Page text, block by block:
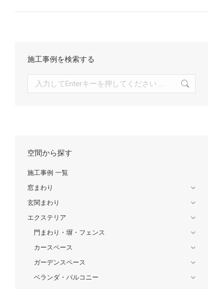
施工事例を検索する
空間から探す
施工事例 一覧
窓まわり
玄関まわり
エクステリア
門まわり・塀・フェンス
カースペース
ガーデンスペース
ベランダ・バルコニー